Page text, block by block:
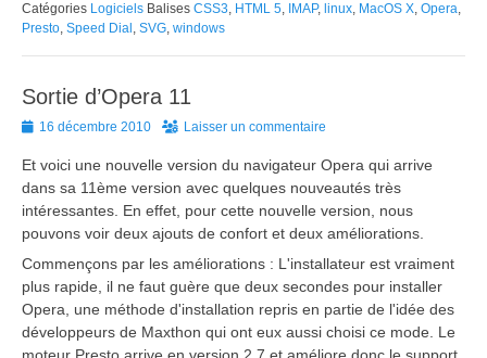
Catégories Logiciels Balises CSS3, HTML 5, IMAP, linux, MacOS X, Opera,
Presto, Speed Dial , SVG, windows
Sortie d’Opera 11
Posted16 décembre 2010 Laisser un commentaire
Et voici une nouvelle version du navigateur Opera qui arrive
dans sa 11ème version avec quelques nouveautés très
intéressantes. En effet, pour cette nouvelle version, nous
pouvons voir deux ajouts de confort et deux améliorations.
Commençons par les améliorations : L'installateur est vraiment
plus rapide, il ne faut guère que deux secondes pour installer
Opera, une méthode d'installation repris en partie de l'idée des
développeurs de Maxthon qui ont eux aussi choisi ce mode. Le